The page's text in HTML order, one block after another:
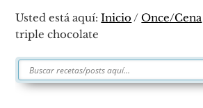
Usted está aquí:Inicio / Once/Cena
triple chocolate